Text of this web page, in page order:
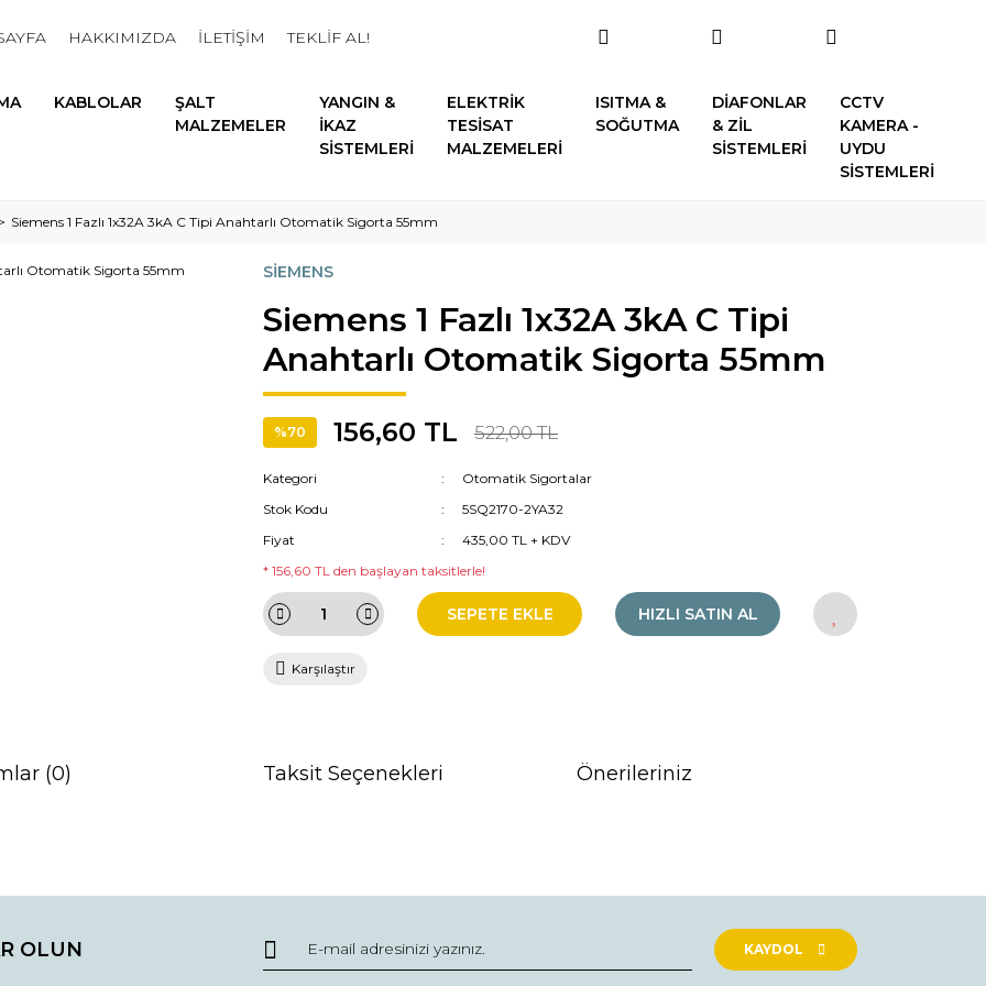
HAKKIMIZDA İLETİŞİM TEKLİF AL!
KABLOLAR
ŞALT
MALZEMELER
YANGIN &
İKAZ
SİSTEMLERİ
ELEKTRİK
TESİSAT
MALZEMELERİ
ISITMA &
SOĞUTMA
DİAFONLAR
& ZİL
SİSTEMLERİ
CCTV
KAMERA -
UYDU
SİSTEMLERİ
Siemens 1 Fazlı 1x32A 3kA C Tipi Anahtarlı Otomatik Sigorta 55mm
SİEMENS
Siemens 1 Fazlı 1x32A 3kA C Tipi
Anahtarlı Otomatik Sigorta 55mm
%70 156,60 TL 522,00 TL
Kategori
Otomatik Sigortalar
Stok Kodu
5SQ2170-2YA32
Fiyat
435,00 TL + KDV
* 156,60 TL den başlayan taksitlerle!
SEPETE EKLE HIZLI SATIN AL
Karşılaştır
(0) Taksit Seçenekleri Önerileriniz
Yorum Yaz
OLUN KAYDOL